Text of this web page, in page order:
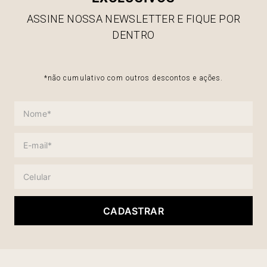
ASSINE NOSSA NEWSLETTER E FIQUE POR
DENTRO
*não cumulativo com outros descontos e ações.
CADASTRAR